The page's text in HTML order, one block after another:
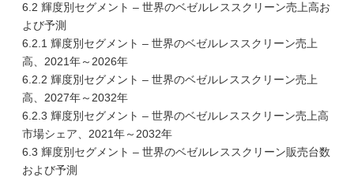
6.2 輝度別セグメント – 世界のベゼルレススクリーン売上高お
よび予測
6.2.1 輝度別セグメント – 世界のベゼルレススクリーン売上
高、2021年～2026年
6.2.2 輝度別セグメント – 世界のベゼルレススクリーン売上
高、2027年～2032年
6.2.3 輝度別セグメント – 世界のベゼルレススクリーン売上高
市場シェア、2021年～2032年
6.3 輝度別セグメント – 世界のベゼルレススクリーン販売台数
および予測